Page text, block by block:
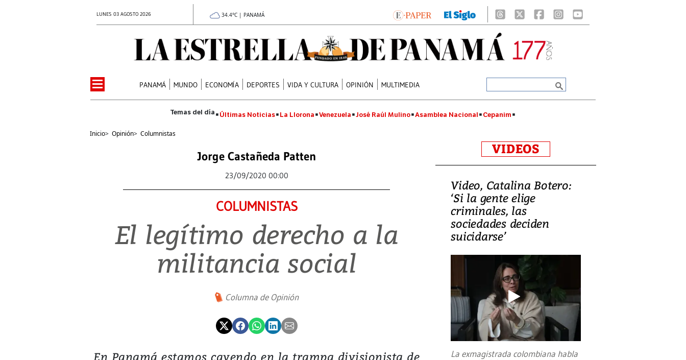
LUNES 03 AGOSTO 2026 34.4°C | PANAMÁ
PANAMÁ MUNDO ECONOMÍA DEPORTES VIDA Y CULTURA OPINIÓN MULTIMEDIA
Últimas Noticias La Llorona Venezuela José Raúl Mulino Asamblea Nacional Cepanim
Inicio> Opinión> Columnistas
Jorge Castañeda Patten
23/09/2020 00:00
COLUMNISTAS
El legítimo derecho a la
militancia social
Columna de Opinión
En Panamá estamos cayendo en la trampa divisionista de
VIDEOS
Video, Catalina Botero:
‘Si la gente elige
criminales, las
sociedades deciden
suicidarse’
La exmagistrada colombiana habla